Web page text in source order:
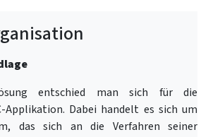
entschied man sich für die
Applikation. Dabei handelt es sich um
das sich an die Verfahren seiner